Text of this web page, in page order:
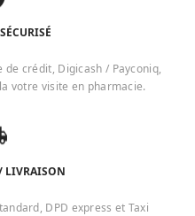
crédit, Digicash / Payconiq,
votre visite en pharmacie.
LIVRAISON
DPD express et Taxi